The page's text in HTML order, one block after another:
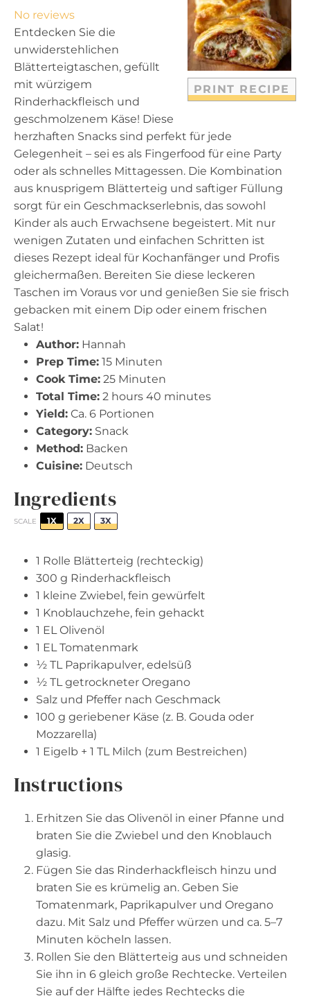
PRINT RECIPE
a
r
s
t
a
r
s
t
a
r
s
t
a
r
s
t
a
r
No reviews
Entdecken Sie die
unwiderstehlichen
Blätterteigtaschen, gefüllt
mit würzigem
Rinderhackfleisch und
geschmolzenem Käse! Diese
herzhaften Snacks sind perfekt für jede
Gelegenheit – sei es als Fingerfood für eine Party
oder als schnelles Mittagessen. Die Kombination
aus knusprigem Blätterteig und saftiger Füllung
sorgt für ein Geschmackserlebnis, das sowohl
Kinder als auch Erwachsene begeistert. Mit nur
wenigen Zutaten und einfachen Schritten ist
dieses Rezept ideal für Kochanfänger und Profis
gleichermaßen. Bereiten Sie diese leckeren
Taschen im Voraus vor und genießen Sie sie frisch
gebacken mit einem Dip oder einem frischen
Salat!
Author: Hannah
Prep Time: 15 Minuten
Cook Time: 25 Minuten
Total Time: 2 hours 40 minutes
Yield: Ca. 6 Portionen
Category: Snack
Method: Backen
Cuisine: Deutsch
Ingredients
SCALE 1X 2X 3X
1 Rolle Blätterteig (rechteckig)
300 g Rinderhackfleisch
1 kleine Zwiebel, fein gewürfelt
1 Knoblauchzehe, fein gehackt
1 EL Olivenöl
1 EL Tomatenmark
½ TL Paprikapulver, edelsüß
½ TL getrockneter Oregano
Salz und Pfeffer nach Geschmack
100 g geriebener Käse (z. B. Gouda oder
Mozzarella)
1 Eigelb + 1 TL Milch (zum Bestreichen)
Instructions
Erhitzen Sie das Olivenöl in einer Pfanne und
braten Sie die Zwiebel und den Knoblauch
glasig.
Fügen Sie das Rinderhackfleisch hinzu und
braten Sie es krümelig an. Geben Sie
Tomatenmark, Paprikapulver und Oregano
dazu. Mit Salz und Pfeffer würzen und ca. 5–7
Minuten köcheln lassen.
Rollen Sie den Blätterteig aus und schneiden
Sie ihn in 6 gleich große Rechtecke. Verteilen
Sie auf der Hälfte jedes Rechtecks die